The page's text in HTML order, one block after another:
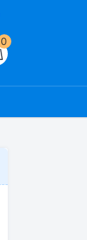
0